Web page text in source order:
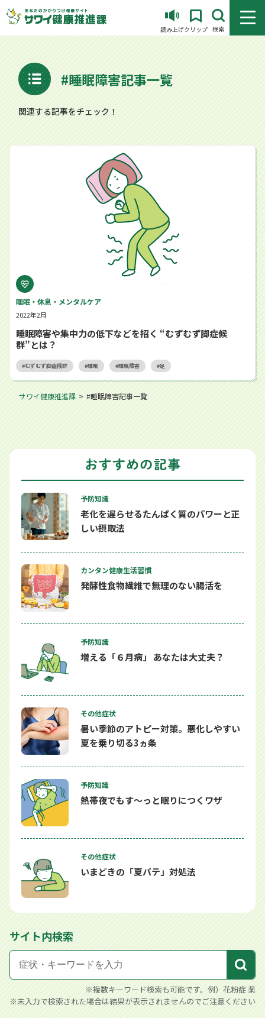
読み上げクリップ 検索 メニ
#睡眠障害記事一覧
関連する記事をチェック！
睡眠障害や集中力の低下などを招く “むずむず脚症候群”とは？
睡眠・休息・メンタルケア
2022年2月
睡眠障害や集中力の低下などを招く “むずむず脚症候
群”とは？
むずむず脚症候群 睡眠 睡眠障害 足
サワイ健康推進課 #睡眠障害記事一覧
予防知識
老化を遅らせるたんぱく質のパワーと正
しい摂取法
カンタン健康生活習慣
発酵性食物繊維で無理のない腸活を
予防知識
増える「６月病」 あなたは大丈夫？
その他症状
暑い季節のアトピー対策。悪化しやすい
夏を乗り切る3ヵ条
予防知識
熱帯夜でもす～っと眠りにつくワザ
その他症状
いまどきの「夏バテ」対処法
サイト内検索
※複数キーワード検索も可能です。例）花粉症 薬
※未入力で検索された場合は結果が表示されませんのでご注意ください